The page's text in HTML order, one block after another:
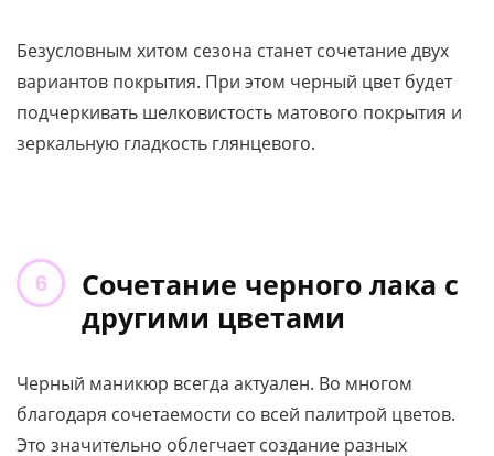
Безусловным хитом сезона станет сочетание двух
вариантов покрытия. При этом черный цвет будет
подчеркивать шелковистость матового покрытия и
зеркальную гладкость глянцевого.
Сочетание черного лака с
другими цветами
Черный маникюр всегда актуален. Во многом
благодаря сочетаемости со всей палитрой цветов.
Это значительно облегчает создание разных